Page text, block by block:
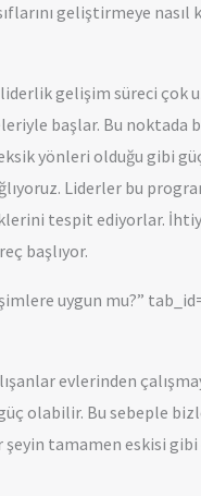
geliştirmeye nasıl
gelişim süreci çok
başlar. Bu noktada
yönleri olduğu gibi
Liderler bu
tespit ediyorlar.
başlıyor.
uygun mu?”
evlerinden
olabilir. Bu sebeple
tamamen eskisi